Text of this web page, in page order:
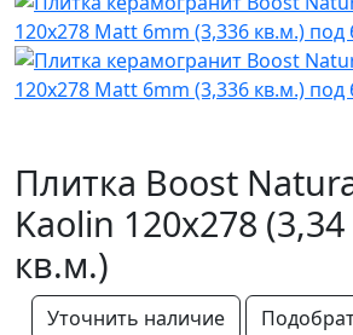
Плитка Boost
Kaolin 120x278 (3,34
кв.м.)
Уточнить наличие